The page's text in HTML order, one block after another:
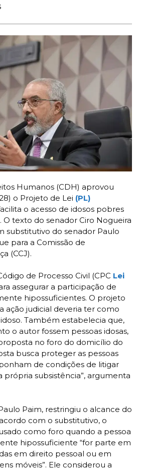
Humanos (CDH) aprovou
o Projeto de Lei (PL)
o acesso de idosos pobres
O texto do senador Ciro Nogueira
substitutivo do senador Paulo
para a Comissão de
(CCJ).
de Processo Civil (CPC Lei
assegurar a participação de
hipossuficientes. O projeto
ação judicial deveria ter como
Também estabelecia que,
o autor fossem pessoas idosas,
no foro do domicílio do
busca proteger as pessoas
de condições de litigar
própria subsistência”, argumenta
Paim, restringiu o alcance do
com o substitutivo, o
como foro quando a pessoa
hipossuficiente “for parte em
em direito pessoal ou em
móveis”. Ele considerou a